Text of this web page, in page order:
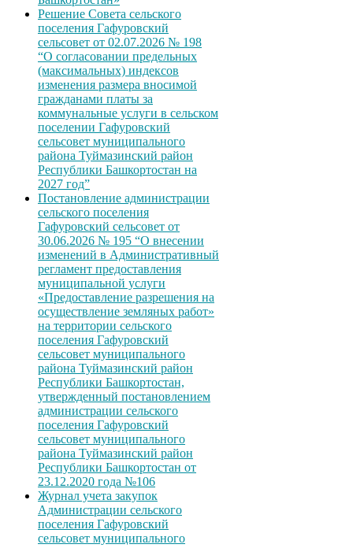
Решение Совета сельского
поселения Гафуровский
сельсовет от 02.07.2026 № 198
“О согласовании предельных
(максимальных) индексов
изменения размера вносимой
гражданами платы за
коммунальные услуги в сельском
поселении Гафуровский
сельсовет муниципального
района Туймазинский район
Республики Башкортостан на
2027 год”
Постановление администрации
сельского поселения
Гафуровский сельсовет от
30.06.2026 № 195 “О внесении
изменений в Административный
регламент предоставления
муниципальной услуги
«Предоставление разрешения на
осуществление земляных работ»
на территории сельского
поселения Гафуровский
сельсовет муниципального
района Туймазинский район
Республики Башкортостан,
утвержденный постановлением
администрации сельского
поселения Гафуровский
сельсовет муниципального
района Туймазинский район
Республики Башкортостан от
23.12.2020 года №106
Журнал учета закупок
Администрации сельского
поселения Гафуровский
сельсовет муниципального